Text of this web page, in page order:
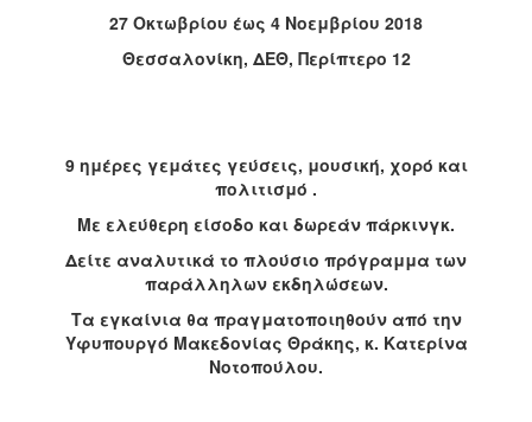
ΠΟΛΙΤΙΣΜΟΣ
ΑΝΘΕΚΤΙΚΗ
27 Οκτωβρίου έως 4 Νοεμβρίου 2018
Θεσσαλονίκη, ΔΕΘ, Περίπτερο 12
9 ημέρες γεμάτες γεύσεις, μουσική, χορό και
πολιτισμό .
Με ελεύθερη είσοδο και δωρεάν πάρκινγκ.
Δείτε αναλυτικά το πλούσιο πρόγραμμα των
παράλληλων εκδηλώσεων.
Τα εγκαίνια θα πραγματοποιηθούν από την
Υφυπουργό Μακεδονίας Θράκης, κ. Κατερίνα
Νοτοπούλου.